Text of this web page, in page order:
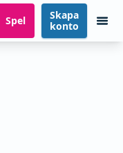
Spel
Skapa
konto